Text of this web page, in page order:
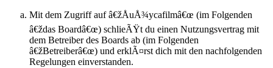
Mit dem Zugriff auf â€žÅuÅ¾ycafilmâ€œ (im Folgenden
â€ždas Boardâ€œ) schlieÃŸt du einen Nutzungsvertrag mit
dem Betreiber des Boards ab (im Folgenden
â€žBetreiberâ€œ) und erklÃ¤rst dich mit den nachfolgenden
Regelungen einverstanden.